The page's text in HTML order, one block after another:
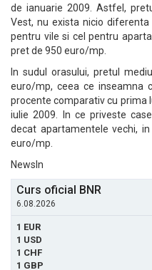
de ianuarie 2009. Astfel,
Vest, nu exista nicio
pentru vile si cel pentru
pret de 950 euro/mp.
In sudul orasului, pretul
euro/mp, ceea ce inseamna
procente comparativ cu prima
iulie 2009. In ce priveste
decat apartamentele vechi,
euro/mp.
NewsIn
Curs oficial BNR
6.08.2026
1 EUR
1 USD
1 CHF
1 GBP